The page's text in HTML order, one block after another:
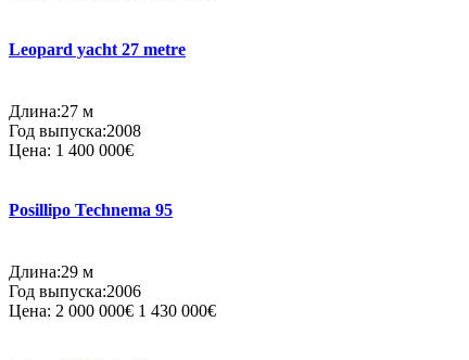
Leopard yacht 27 metre
Длина:27 м
Год выпуска:2008
Цена: 1 400 000€
Posillipo Technema 95
Длина:29 м
Год выпуска:2006
Цена: 2 000 000€ 1 430 000€